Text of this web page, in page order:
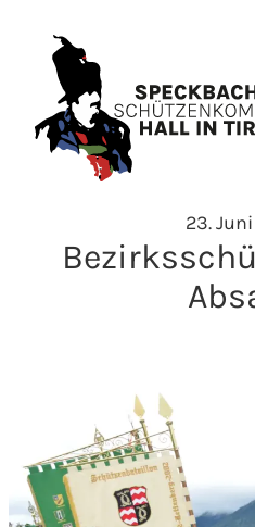
Inhalt
springen
23.